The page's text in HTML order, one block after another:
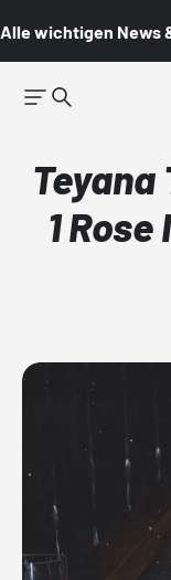
Alle wichtigen News
1